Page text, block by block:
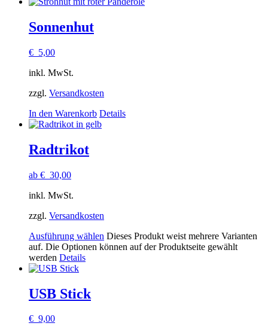
Sonnenhut
€ 5,00
inkl. MwSt.
zzgl. Versandkosten
In den Warenkorb Details
Radtrikot
ab € 30,00
inkl. MwSt.
zzgl. Versandkosten
Ausführung wählen Dieses Produkt weist mehrere Varianten
auf. Die Optionen können auf der Produktseite gewählt
werden Details
USB Stick
€ 9,00